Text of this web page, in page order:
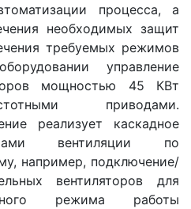
процесса, а
необходимых защит
требуемых режимов
управление
мощностью 45 КВт
приводами.
реализует каскадное
вентиляции по
например, подключение/
вентиляторов для
режима работы